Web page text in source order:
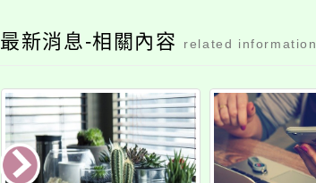
最新消息-相關內容 related information